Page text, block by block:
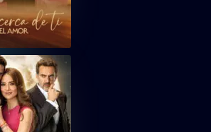
cerca de ti, nace el amor Capítulo 39
cerca de ti, nace el amor Capítulo 40